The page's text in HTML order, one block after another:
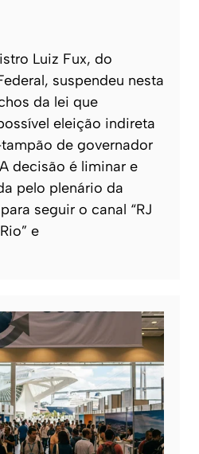
Luiz Fux, do
suspendeu nesta
da lei que
eleição indireta
de governador
decisão é liminar e
pelo plenário da
seguir o canal “RJ
e